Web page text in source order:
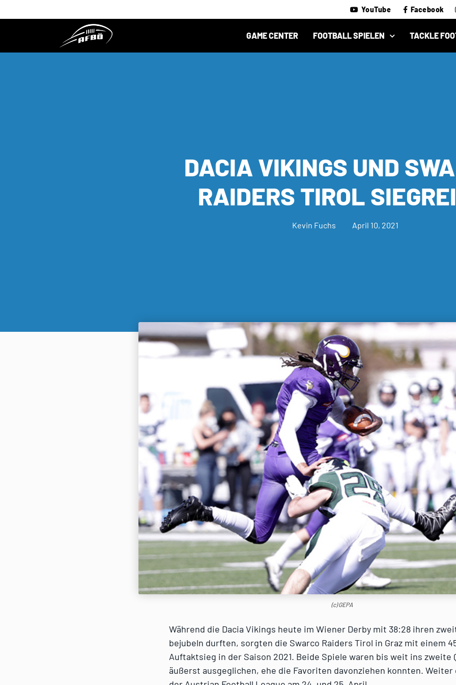
YouTube Facebook
GAME CENTER FOOTBALL SPIELEN TACKLE
DACIA VIKINGS UND
RAIDERS TIROL
Kevin Fuchs April 10, 2021
(c) GEPA
Während die Dacia Vikings heute im Wiener Derby mit 38:28 ihren
bejubeln durften, sorgten die Swarco Raiders Tirol in Graz mit einem
Auftaktsieg in der Saison 2021. Beide Spiele waren bis weit ins zweite
äußerst ausgeglichen, ehe die Favoriten davonziehen konnten.